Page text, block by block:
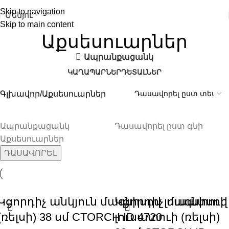
Skip to navigation
Skip to main content
Մենյու
Աքսեսուարներ
Ապրանքացանկ
ԿԱՂԱՊԱՐՆԵՐԴԵՏԱԼՆԵՐ
Գլխավոր Աքսեսուարներ
Ապրանքացանկ
Աքսեսուարներ
Դասավորել ըստ գնի
ԴԱՍԱՎՈՐԵԼ
անկյուն մագնիսով լուսատուի
38 սմ CTORCH ID 4720
Կցորդիչ մագնիսով
լուսատուի (ռելսի)